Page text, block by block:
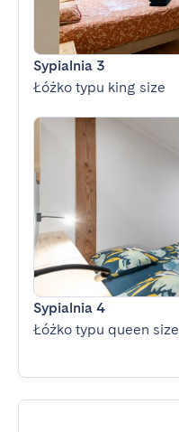
Sypialnia 3
Łóżko typu king size
Sypialnia 4
Łóżko typu queen size